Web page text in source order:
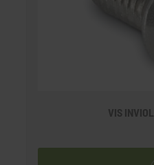
VIS